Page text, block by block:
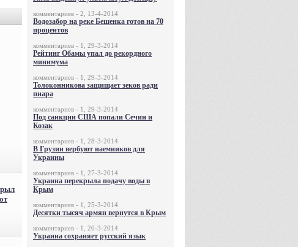
комментариев - 2, 13-4-2014
Водозабор на реке Бешенка готов на 70
процентов
комментариев - 1, 29-3-2014
Рейтинг Обамы упал до рекордного
минимума
комментариев - 1, 29-3-2014
Толоконникова защищает зеков ради
пиара
комментариев - 1, 29-3-2014
Под санкции США попали Сечин и
Козак
комментариев - 1, 28-3-2014
В Грузии вербуют наемников для
Украины
комментариев - 1, 27-3-2014
Украина перекрыла подачу воды в
Крым
комментариев - 1, 25-3-2014
Десятки тысяч армян вернутся в Крым
комментариев - 1, 20-3-2014
Украина сохраняет русский язык